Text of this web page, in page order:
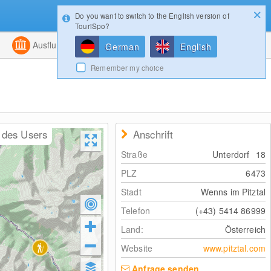
Kombiniert
Ausflugsziele Magazin
Users Anschrift
Straße Unterdorf 18
PLZ
6473
Stadt
Wenns im Pitztal
Telefon
(+43) 5414 86999
Land:
Österreich
Website
www.pitztal.com
Anfrage senden
Login
Do you want to switch to the English version of
TouriSpo?
German English
Remember my choice
Konfigurator Gewinnspiele